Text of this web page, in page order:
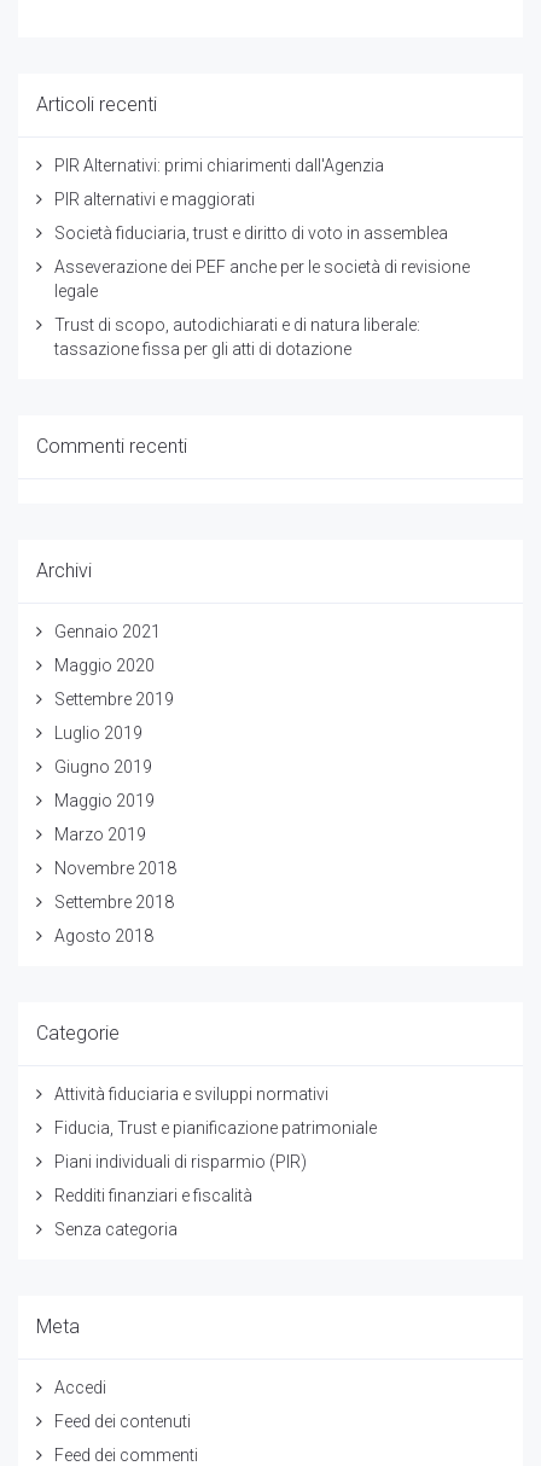
Articoli recenti
PIR Alternativi: primi chiarimenti dall'Agenzia
PIR alternativi e maggiorati
Società fiduciaria, trust e diritto di voto in assemblea
Asseverazione dei PEF anche per le società di revisione
legale
Trust di scopo, autodichiarati e di natura liberale:
tassazione fissa per gli atti di dotazione
Commenti recenti
Archivi
Gennaio 2021
Maggio 2020
Settembre 2019
Luglio 2019
Giugno 2019
Maggio 2019
Marzo 2019
Novembre 2018
Settembre 2018
Agosto 2018
Categorie
Attività fiduciaria e sviluppi normativi
Fiducia, Trust e pianificazione patrimoniale
Piani individuali di risparmio (PIR)
Redditi finanziari e fiscalità
Senza categoria
Meta
Accedi
Feed dei contenuti
Feed dei commenti